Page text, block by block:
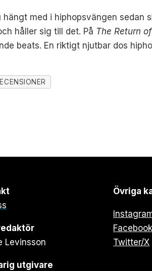
med i hiphopsvängen
håller sig till det. På The Return
beats. En riktigt njutbar dos
Levinsson
utgivare
Övriga
Facebook
Twitter/X